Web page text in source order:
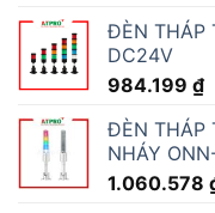
ĐÈN THÁP
DC24V
984.199 ₫
ĐÈN THÁP
NHÁY
1.060.578